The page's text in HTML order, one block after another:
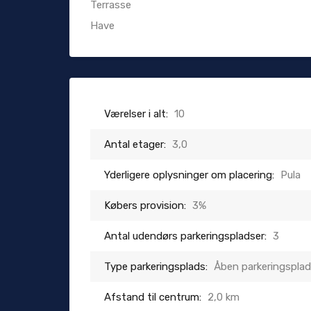
Terrasse
Have
Værelser i alt: 10
Antal etager: 3,0
Yderligere oplysninger om placering: Pula
Købers provision: 3%
Antal udendørs parkeringspladser: 3
Type parkeringsplads: Åben
Afstand til centrum: 2,0 km